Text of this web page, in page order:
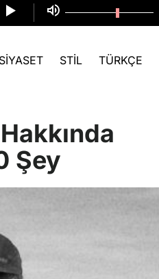
SIYASET STIL TÜRKÇE
Şey